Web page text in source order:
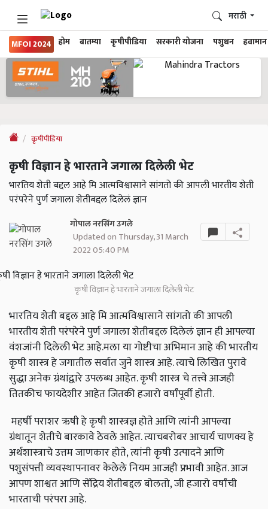
MFOI 2024 होम बातम्या कृषीपीडिया सरकारी योजना पशुधन हवामान
मराठी
कृषीपीडिया
कृषी विज्ञान हे भारताने जगाला दिलेली भेट
भारतिय शेती बद्दल आहे मि आत्मविश्वासाने सांगतो की आपली भारतीय शेती
परंपरेने पुर्ण जगाला शेतीबद्दल दिलेलं ज्ञान
गोपाल नरसिंग उगले
Updated on Thursday, 31 March
2022 05:40 PM
कृषी विज्ञान हे भारताने जगाला दिलेली भेट
भारतिय शेती बद्दल आहे मि आत्मविश्वासाने सांगतो की आपली
भारतीय शेती परंपरेने पुर्ण जगाला शेतीबद्दल दिलेलं ज्ञान ही आपल्या
वंशजांनी दिलेली भेट आहे.मला या गोष्टीचा अभिमान आहे की भारतीय
कृषी शास्त्र हे जगातील सर्वात जुने शास्त्र आहे. त्याचे लिखित पुरावे
सुद्धा अनेक ग्रंथांद्वारे उपलब्ध आहेत. कृषी शास्त्र चे तत्त्वे आजही
तितकीच फायदेशीर आहेत जितकी हजारो वर्षांपूर्वी होती.
महर्षी पराशर ऋषी हे कृषी शास्त्रज्ञ होते आणि त्यांनी आपल्या
ग्रंथातून शेतीचे बारकावे ठेवले आहेत. त्याचबरोबर आचार्य चाणक्य हे
अर्थशास्त्राचे उत्तम जाणकार होते, त्यांनी कृषी उत्पादने आणि
पशुसंपत्ती व्यवस्थापनावर केलेले नियम आजही प्रभावी आहेत. आज
आपण शाश्वत आणि सेंद्रिय शेतीबद्दल बोलतो, जी हजारो वर्षांची
भारताची परंपरा आहे.